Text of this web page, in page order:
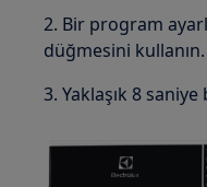
2. Bir program
düğmesini kullanın.
3. Yaklaşık 8